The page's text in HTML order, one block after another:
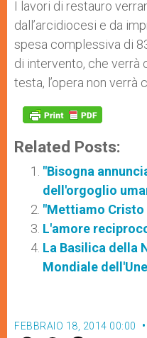
I lavori di restauro
dall’arcidiocesi e da
spesa complessiva di
di intervento, che verrà
testa, l’opera non verrà
Related Posts:
"Bisogna
dell'orgoglio
"Mettiamo Cristo
L'amore
La Basilica della
Mondiale
FEBBRAIO 18, 2014 00:00